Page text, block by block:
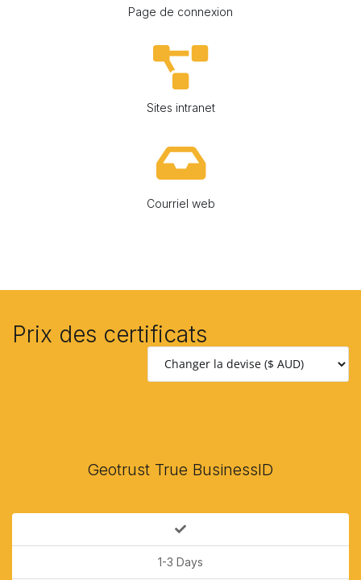
Page de connexion
Sites intranet
Courriel web
Prix des certificats
Geotrust True BusinessID
1-3 Days